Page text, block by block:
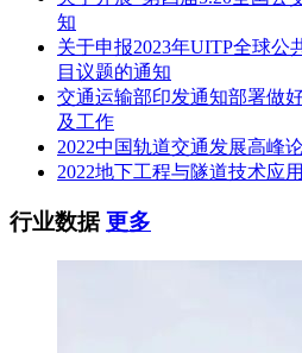
知
关于申报2023年UITP全球公
目议题的通知
交通运输部印发通知部署做
及工作
2022中国轨道交通发展高峰
2022地下工程与隧道技术应
行业数据更多